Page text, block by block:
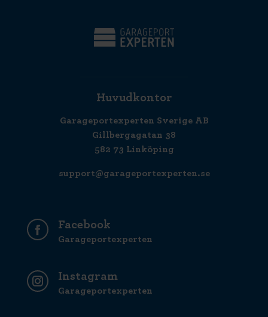
Huvudkontor
Garageportexperten Sverige AB
Gillbergagatan 38
582 73 Linköping
support@garageportexperten.se
Facebook
Garageportexperten
Instagram
Garageportexperten